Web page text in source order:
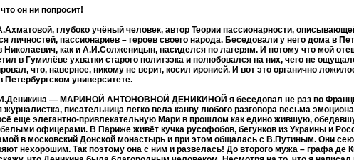
он ни попросит!
глубоко учёный человек, автор Теории пассионарности,
пассионариев – героев своего народа. Беседовали у него дома в
Николаевич, как и А.И.Солженицын, насиделся по лагерям. И потому что мой
в Гумилёве ухватки старого политзэка и полюбовался на них, чего не
что, наверное, никому не верит, косил иронией. И вот это органично
университете.
— МАРИНОЙ АНТОНОВНОЙ ДЕНИКИНОЙ я беседовал не раз во
писательница легко вела канву любого разговора весьма
еще элегантно-привлекательную Мари в прошлом как едино жившую,
офицерами. В Париже живёт кучка русофобов, бегунков из Украины и
в московский Донской монастырь и при этом общалась с В.Путиным. Они
нехорошим. Так поэтому она с ним и развелась! До второго мужа – графа